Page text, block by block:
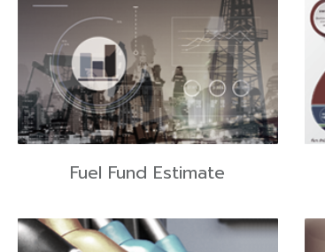
Fuel Fund Estimate